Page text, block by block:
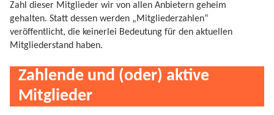
Zahl dieser Mitglieder wir von allen Anbietern geheim
gehalten. Statt dessen werden „Mitgliederzahlen“
veröffentlicht, die keinerlei Bedeutung für den aktuellen
Mitgliederstand haben.
Zahlende und (oder) aktive
Mitglieder